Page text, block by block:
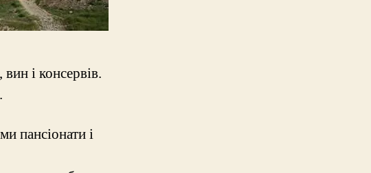
і консервів.
пансіонати і